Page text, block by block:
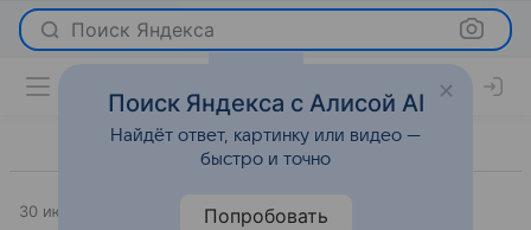
Поиск Яндекса
30 июня 2020 Светская жизнь
Поиск Яндекса с Алисой AI
Найдёт ответ, картинку или видео —
быстро и точно
Попробовать